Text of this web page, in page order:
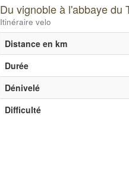
Du vignoble à l'abbaye du
Itinéraire velo
Distance en km
Durée
Dénivelé
Difficulté